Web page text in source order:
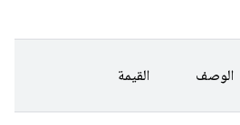
الوصف القيمة